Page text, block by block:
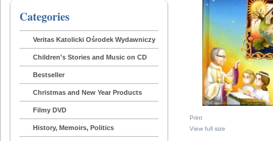
Categories
Veritas Katolicki Ośrodek Wydawniczy
Children's Stories and Music on CD
Bestseller
Christmas and New Year Products
Filmy DVD
History, Memoirs, Politics
Print
View full size